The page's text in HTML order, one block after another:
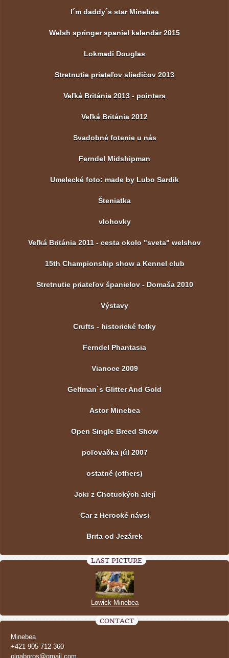
I´m daddy´s star Minebea
Welsh springer spaniel kalendár 2015
Lokmadi Douglas
Stretnutie priateľov sliedičov 2013
Veľká Británia 2013 - pointers
Veľká Británia 2012
Svadobné fotenie u nás
Ferndel Midshipman
Umelecké foto: made by Lubo Sardik
Šteniatka
vlohovky
Veľká Británia 2011 - cesta okolo "sveta" welshov
15th Championship show a Kennel club
Stretnutie priateľov španielov - Domaša 2010
Výstavy
Crufts - historické fotky
Ferndel Phantasia
Vianoce 2009
Geltman´s Glitter And Gold
Astor Minebea
Open Single Breed Show
poľovačka júl 2007
ostatné (others)
Joki z Chotuckých alejí
Car z Herocké návsi
Brita od Jezárek
LAST PICTURE
Lowick Minebea
CONTACT
Minebea
+421 905 712 360
olgaboros@gmail.com